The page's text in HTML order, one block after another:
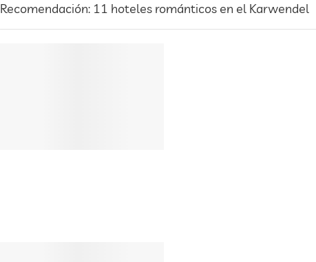
Recomendación: 11 hoteles románticos en el Karwendel